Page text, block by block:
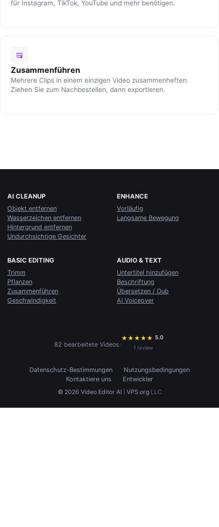
für Instagram, TikTok, YouTube und mehr benötigen.
Zusammenführen
Mehrere Clips in einem einzigen Video zusammenheften.
Ziehen Sie zum Nachbestellen, dann exportieren.
AI CLEANUP
Objekt entfernen
Wasserzeichen entfernen
Hintergrund entfernen
Undurchsichtige Gesichter
ENHANCE
Vorläufig
Langsame Bewegung
BASIC EDITING
Trimm
Pflanzen
Zusammenführen
Geschwindigkeit
AUDIO & TEXT
Untertitel hinzufügen
Beschriftung
Übersetzen / Dub
AI Voiceover
82 bearbeitete Videos·
★ ★ ★ ★ ★ 5.0
1 review
Datenschutz-Bestimmungen
Nutzungsbedingungen
Kontaktiere uns
Entwickler
© 2026 Video Editor AI
VPS.orgLLC